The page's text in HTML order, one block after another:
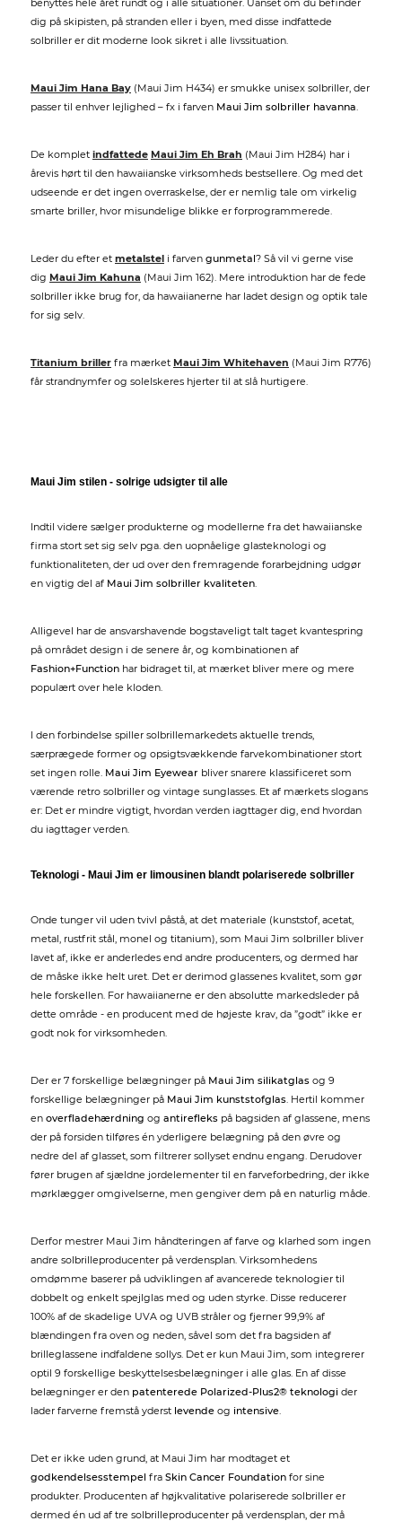
benyttes hele året rundt og i alle situationer. Uanset om du befinder
dig på skipisten, på stranden eller i byen, med disse indfattede
solbriller er dit moderne look sikret i alle livssituation.
Maui Jim Hana Bay (Maui Jim H434) er smukke unisex solbriller, der
passer til enhver lejlighed – fx i farven Maui Jim solbriller havanna.
De komplet indfattede Maui Jim Eh Brah (Maui Jim H284) har i
årevis hørt til den hawaiianske virksomheds bestsellere. Og med det
udseende er det ingen overraskelse, der er nemlig tale om virkelig
smarte briller, hvor misundelige blikke er forprogrammerede.
Leder du efter et metalstel i farven gunmetal? Så vil vi gerne vise
dig Maui Jim Kahuna (Maui Jim 162). Mere introduktion har de fede
solbriller ikke brug for, da hawaiianerne har ladet design og optik tale
for sig selv.
Titanium briller fra mærket Maui Jim Whitehaven (Maui Jim R776)
får strandnymfer og solelskeres hjerter til at slå hurtigere.
Maui Jim stilen - solrige udsigter til alle
Indtil videre sælger produkterne og modellerne fra det hawaiianske
firma stort set sig selv pga. den uopnåelige glasteknologi og
funktionaliteten, der ud over den fremragende forarbejdning udgør
en vigtig del af Maui Jim solbriller kvaliteten.
Alligevel har de ansvarshavende bogstaveligt talt taget kvantespring
på området design i de senere år, og kombinationen af
Fashion+Function har bidraget til, at mærket bliver mere og mere
populært over hele kloden.
I den forbindelse spiller solbrillemarkedets aktuelle trends,
særprægede former og opsigtsvækkende farvekombinationer stort
set ingen rolle. Maui Jim Eyewear bliver snarere klassificeret som
værende retro solbriller og vintage sunglasses. Et af mærkets slogans
er: Det er mindre vigtigt, hvordan verden iagttager dig, end hvordan
du iagttager verden.
Teknologi - Maui Jim er limousinen blandt polariserede solbriller
Onde tunger vil uden tvivl påstå, at det materiale (kunststof, acetat,
metal, rustfrit stål, monel og titanium), som Maui Jim solbriller bliver
lavet af, ikke er anderledes end andre producenters, og dermed har
de måske ikke helt uret. Det er derimod glassenes kvalitet, som gør
hele forskellen. For hawaiianerne er den absolutte markedsleder på
dette område - en producent med de højeste krav, da ”godt” ikke er
godt nok for virksomheden.
Der er 7 forskellige belægninger på Maui Jim silikatglas og 9
forskellige belægninger på Maui Jim kunststofglas. Hertil kommer
en overfladehærdning og antirefleks på bagsiden af glassene, mens
der på forsiden tilføres én yderligere belægning på den øvre og
nedre del af glasset, som filtrerer sollyset endnu engang. Derudover
fører brugen af sjældne jordelementer til en farveforbedring, der ikke
mørklægger omgivelserne, men gengiver dem på en naturlig måde.
Derfor mestrer Maui Jim håndteringen af farve og klarhed som ingen
andre solbrilleproducenter på verdensplan. Virksomhedens
omdømme baserer på udviklingen af avancerede teknologier til
dobbelt og enkelt spejlglas med og uden styrke. Disse reducerer
100% af de skadelige UVA og UVB stråler og fjerner 99,9% af
blændingen fra oven og neden, såvel som det fra bagsiden af
brilleglassene indfaldene sollys. Det er kun Maui Jim, som integrerer
optil 9 forskellige beskyttelsesbelægninger i alle glas. En af disse
belægninger er den patenterede Polarized-Plus2® teknologi der
lader farverne fremstå yderst levende og intensive.
Det er ikke uden grund, at Maui Jim har modtaget et
godkendelsesstempel fra Skin Cancer Foundation for sine
produkter. Producenten af højkvalitative polariserede solbriller er
dermed én ud af tre solbrilleproducenter på verdensplan, der må